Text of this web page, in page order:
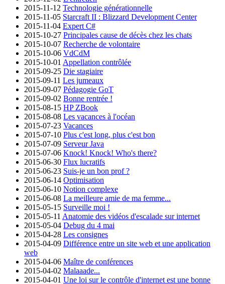
2015-11-12 Technologie générationnelle
2015-11-05 Starcraft II : Blizzard Development Center
2015-11-04 Expert C#
2015-10-27 Principales cause de décès chez les chats
2015-10-07 Recherche de volontaire
2015-10-06 VdCdM
2015-10-01 Appellation contrôlée
2015-09-25 Die stagiaire
2015-09-11 Les jumeaux
2015-09-07 Pédagogie GoT
2015-09-02 Bonne rentrée !
2015-08-15 HP ZBook
2015-08-08 Les vacances à l'océan
2015-07-23 Vacances
2015-07-10 Plus c'est long, plus c'est bon
2015-07-09 Serveur Java
2015-07-06 Knock! Knock! Who's there?
2015-06-30 Flux lucratifs
2015-06-23 Suis-je un bon prof ?
2015-06-14 Optimisation
2015-06-10 Notion complexe
2015-06-08 La meilleure amie de ma femme...
2015-05-15 Surveille moi !
2015-05-11 Anatomie des vidéos d'escalade sur internet
2015-05-04 Debug du 4 mai
2015-04-28 Les consignes
2015-04-09 Différence entre un site web et une application
web
2015-04-06 Maître de conférences
2015-04-02 Malaaade...
2015-04-01 Une loi sur le contrôle d'internet est une bonne